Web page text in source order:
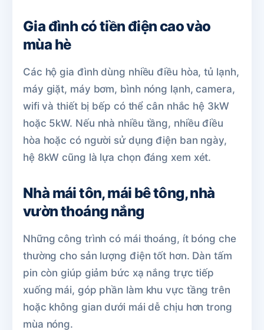
Gia đình có tiền điện cao vào
mùa hè
Các hộ gia đình dùng nhiều điều hòa, tủ lạnh,
máy giặt, máy bơm, bình nóng lạnh, camera,
wifi và thiết bị bếp có thể cân nhắc hệ 3kW
hoặc 5kW. Nếu nhà nhiều tầng, nhiều điều
hòa hoặc có người sử dụng điện ban ngày,
hệ 8kW cũng là lựa chọn đáng xem xét.
Nhà mái tôn, mái bê tông, nhà
vườn thoáng nắng
Những công trình có mái thoáng, ít bóng che
thường cho sản lượng điện tốt hơn. Dàn tấm
pin còn giúp giảm bức xạ nắng trực tiếp
xuống mái, góp phần làm khu vực tầng trên
hoặc không gian dưới mái dễ chịu hơn trong
mùa nóng.